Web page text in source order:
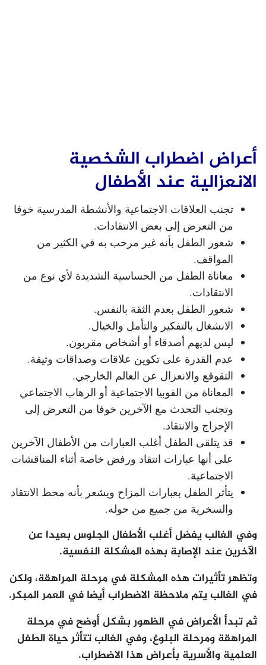
أعراض اضطراب الشخصية
الانعزالية عند الأطفال
تجنب العلاقات الاجتماعية والأنشطة المدرسية خوفا
من التعرض إلى بعض الانتقادات.
شعور الطفل بأنه غير مرحب به في الكثير من
المواقف.
معاناة الطفل من الحساسية الشديدة لأي نوع من
الانتقادات.
شعور الطفل بعدم الثقة بالنفس.
الانشغال بالتفكير والتأمل والخيال.
ليس لديهم أصدقاء أو أشخاص مقربون.
عدم القدرة على تكوين علاقات وصداقات وثيقة.
التقوقع والانعزال عن العالم الخارجي.
المعاناة من الفوبيا الاجتماعية أو الرهاب الاجتماعي
وتجنب التحدث مع الآخرين خوفا من التعرض إلى
الإحراج والانتقاد.
قد يتلقى الطفل أغلب العبارات من الأطفال الآخرين
على أنها عبارات انتقاد ورفض خاصة أثناء المناقشات
الاجتماعية.
يتأثر الطفل بعبارات المزاح ويشعر بأنه محط الانتقاد
والسخرية من جميع من حوله.
وفي الغالب يفضل أغلب الأطفال الجلوس بعيدا عن
الآخرين عند الإصابة بهذه المشكلة النفسية.
وتظهر تأثيرات هذه المشكلة في مرحلة المراهقة، ولكن
في الغالب يتم ملاحظة الاضطراب أيضا في العمر المبكر.
ثم تبدأ الأعراض في الظهور بشكل أوضح في مرحلة
المراهقة ومرحلة البلوغ، وفي الغالب تتأثر حياة الطفل
العلمية والأسرية بأعراض هذا الاضطراب.